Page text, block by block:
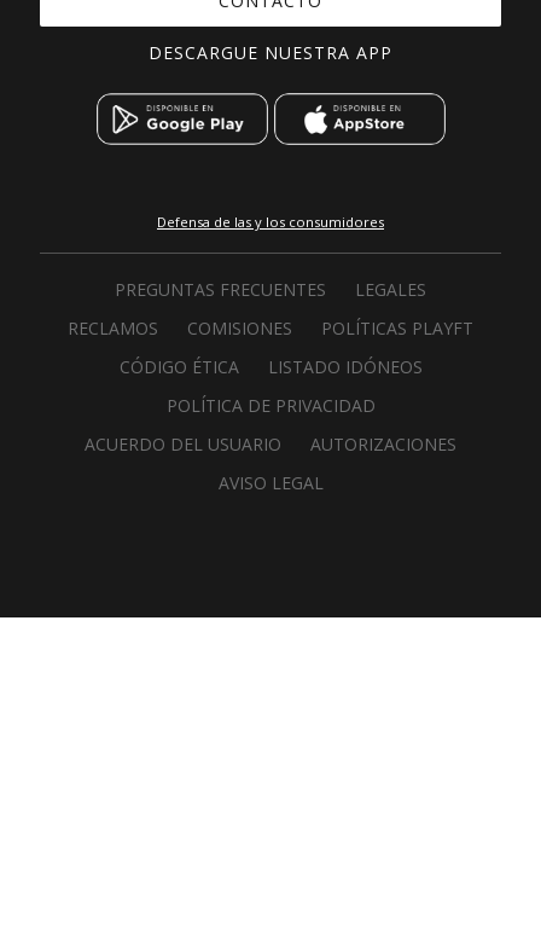
DESCARGUE NUESTRA APP
Defensa de las y los consumidores
PREGUNTAS FRECUENTES
LEGALES
RECLAMOS
COMISIONES
POLÍTICAS PLAYFT
CÓDIGO ÉTICA
LISTADO IDÓNEOS
POLÍTICA DE PRIVACIDAD
ACUERDO DEL USUARIO
AUTORIZACIONES
AVISO LEGAL